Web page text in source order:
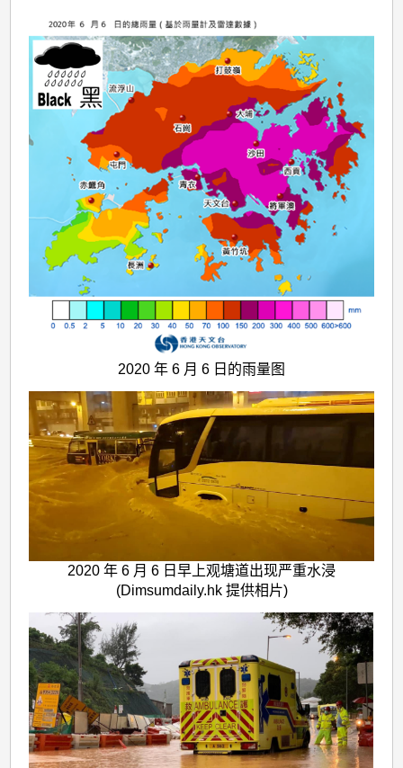
2020 年 6 月 6 日的雨量图
2020 年 6 月 6 日早上观塘道出现严重水浸
(Dimsumdaily.hk 提供相片)